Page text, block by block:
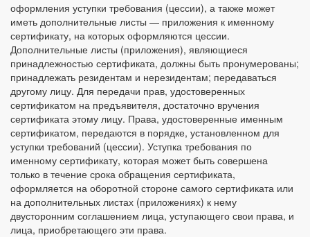
оформления уступки требования (цессии), а также может
иметь дополнительные листы — приложения к именному
сертификату, на которых оформляются цессии.
Дополнительные листы (приложения), являющиеся
принадлежностью сертификата, должны быть пронумерованы;
принадлежать резидентам и нерезидентам; передаваться
другому лицу. Для передачи прав, удостоверенных
сертификатом на предъявителя, достаточно вручения
сертификата этому лицу. Права, удостоверенные именным
сертификатом, передаются в порядке, установленном для
уступки требований (цессии). Уступка требования по
именному сертификату, которая может быть совершена
только в течение срока обращения сертификата,
оформляется на оборотной стороне самого сертификата или
на дополнительных листах (приложениях) к нему
двусторонним соглашением лица, уступающего свои права, и
лица, приобретающего эти права.